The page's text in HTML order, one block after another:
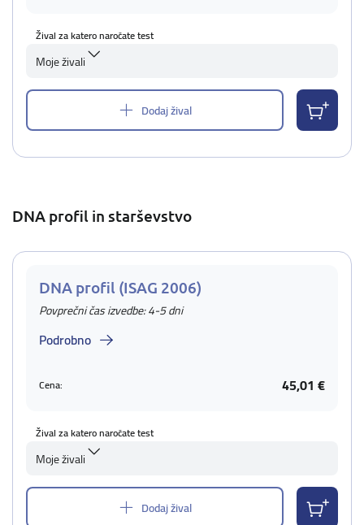
Žival za katero naročate test
Moje živali
Dodaj žival
DNA profil in starševstvo
DNA profil (ISAG 2006)
Povprečni čas izvedbe: 4-5 dni
Podrobno
Cena: 45,01 €
Žival za katero naročate test
Moje živali
Dodaj žival